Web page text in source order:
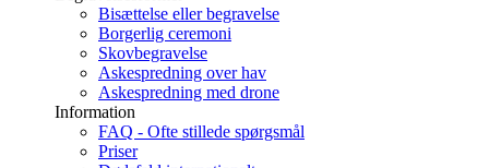
Bisættelse eller begravelse
Borgerlig ceremoni
Skovbegravelse
Askespredning over hav
Askespredning med drone
Information
FAQ - Ofte stillede spørgsmål
Priser